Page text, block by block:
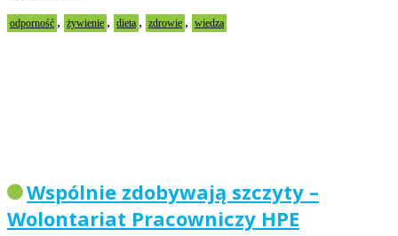
odporność , żywienie , dieta , zdrowie , wiedza
Wspólnie zdobywają szczyty –
Wolontariat Pracowniczy HPE